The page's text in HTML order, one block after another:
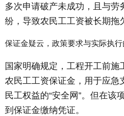
多次申请破产未成功，且与劳
纷，导致农民工工资被长期拖
保证金疑云，政策要求与实际执
国家明确规定，工程开工前施
农民工工资保证金，用于应急
民工权益的“安全网”。但在该
到保证金缴纳凭证。